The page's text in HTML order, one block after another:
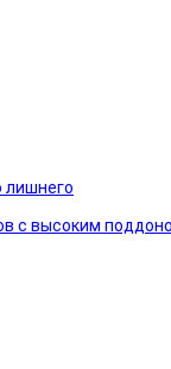
лишнего
с высоким